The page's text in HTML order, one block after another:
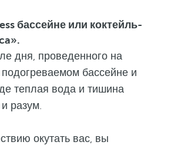
бассейне или коктейль-
дня, проведенного на
бассейне и
теплая вода и тишина
разум.
окутать вас, вы